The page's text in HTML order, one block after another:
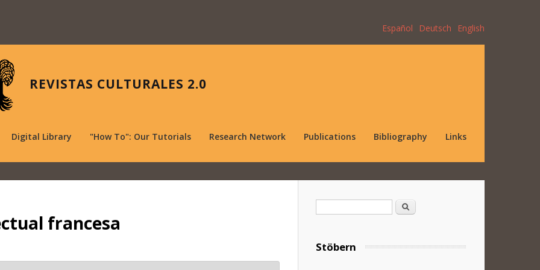
Español Deutsch English
REVISTAS CULTURALES 2.0
Digital Library "How To": Our Tutorials Research Network Publications Bibliography Links
francesa
Search
Stöbern